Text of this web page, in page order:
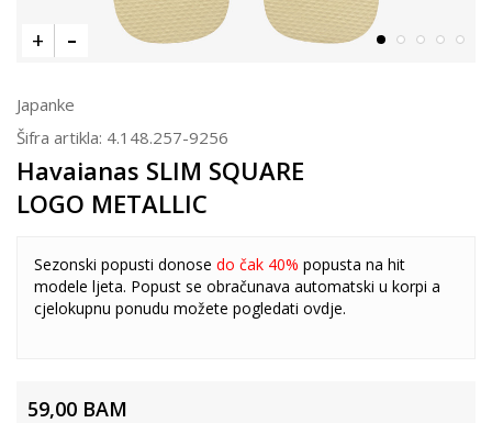
Japanke
Šifra artikla: 4.148.257-9256
Havaianas SLIM SQUARE
LOGO METALLIC
Sezonski popusti donose do čak 40% popusta na hit
modele ljeta. Popust se obračunava automatski u korpi a
cjelokupnu ponudu možete pogledati ovdje.
59,00 BAM